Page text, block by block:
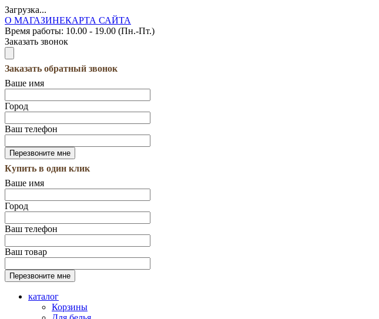
Загрузка...
О МАГАЗИНЕКАРТА САЙТА
Время работы: 10.00 - 19.00 (Пн.-Пт.)
Заказать звонок
Заказать обратный звонок
Ваше имя
Город
Ваш телефон
Купить в один клик
Ваше имя
Город
Ваш телефон
Ваш товар
каталог
Корзины